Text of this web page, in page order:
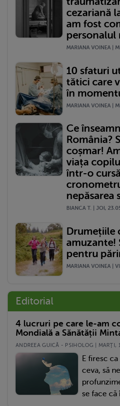
cezariană
am fost
personalul
MARIANA VOINEA |
10 sfaturi
tătici care
în
MARIANA VOINEA |
Ce
România?
coșmar!
viața
într-o
nepăsarea
BIANCA T. | JOI,
Drumețiile
amuzante!
pentru
MARIANA VOINEA |
Editorial
4 lucruri pe care le-am
Mondială a Sănătății
ANDREEA GUICĂ - PSIHOLOG | MARŢI,
E firesc
ceva, să
se face că